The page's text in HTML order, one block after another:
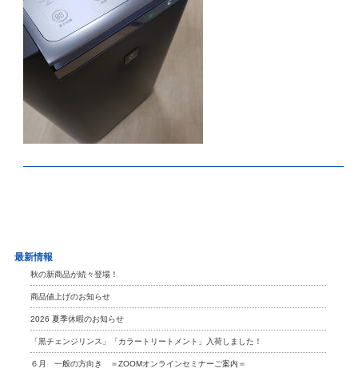
最新情報
秋の新商品が続々登場！
商品値上げのお知らせ
2026 夏季休暇のお知らせ
「黒チェンジリンス」「カラートリートメント」入荷しました！
６月 一般の方向き ＝ZOOMオンラインセミナーご案内＝